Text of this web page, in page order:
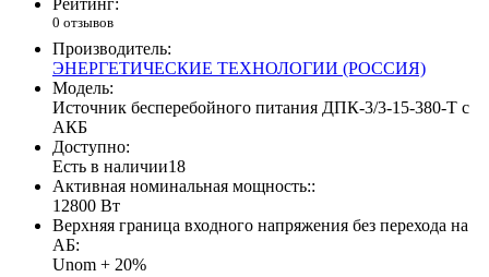
Рейтинг:
0 отзывов
Производитель:
ЭНЕРГЕТИЧЕСКИЕ ТЕХНОЛОГИИ (РОССИЯ)
Модель:
Источник бесперебойного питания ДПК-3/3-15-380-Т с
АКБ
Доступно:
Есть в наличии18
Активная номинальная мощность::
12800 Вт
Верхняя граница входного напряжения без перехода на
АБ:
Unom + 20%